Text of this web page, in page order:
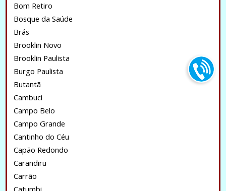
Bom Retiro
Bosque da Saúde
Brás
Brooklin Novo
Brooklin Paulista
Burgo Paulista
Butantã
Cambuci
Campo Belo
Campo Grande
Cantinho do Céu
Capão Redondo
Carandiru
Carrão
Catumbi